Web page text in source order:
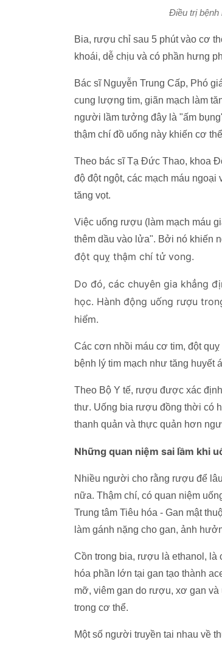
Điều trị bệnh
Bia, rượu chỉ sau 5 phút vào cơ
khoái, dễ chịu và có phần hưng
Bác sĩ Nguyễn Trung Cấp, Phó
cung lượng tim, giãn mạch làm
người lầm tưởng đây là "ấm
thậm chí đồ uống này khiến cơ
Theo bác sĩ Tạ Đức Thao, khoa
độ đột ngột, các mạch máu ngoại
tăng vọt.
Việc uống rượu (làm mạch máu
thêm dầu vào lửa". Bởi nó khiến
đột quỵ thậm chí tử vong.
Do đó, các chuyên gia khẳng
học. Hành động uống rượu
hiểm.
Các cơn nhồi máu cơ tim, đột
bệnh lý tim mạch như tăng huyết
Theo Bộ Y tế, rượu được xác
thư. Uống bia rượu đồng thời có
thanh quản và thực quản hơn
Những quan niệm sai lầm khi
Nhiều người cho rằng rượu để
nữa. Thậm chí, có quan niệm
Trung tâm Tiêu hóa - Gan mật
làm gánh nặng cho gan, ảnh
Cồn trong bia, rượu là ethanol, là
hóa phần lớn tại gan tạo thành
mỡ, viêm gan do rượu, xơ gan
trong cơ thể.
Một số người truyền tai nhau về